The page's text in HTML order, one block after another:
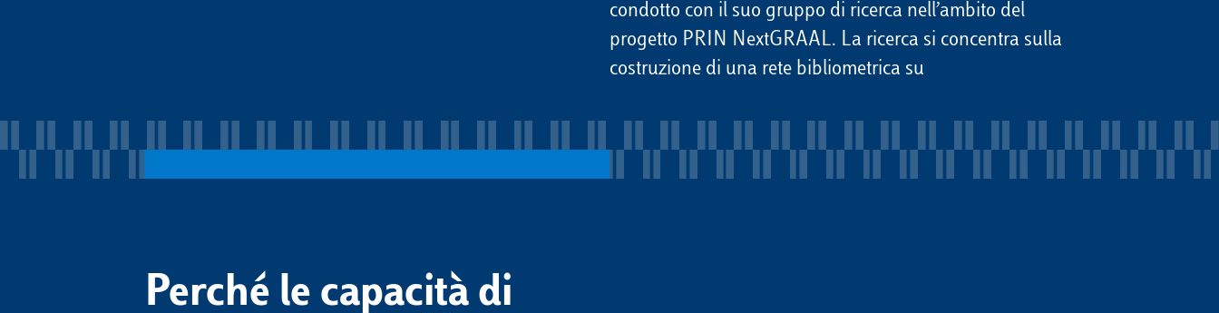
condotto con il suo gruppo di ricerca nell’ambito del
progetto PRIN NextGRAAL. La ricerca si concentra sulla
costruzione di una rete bibliometrica su
Perché le capacità di